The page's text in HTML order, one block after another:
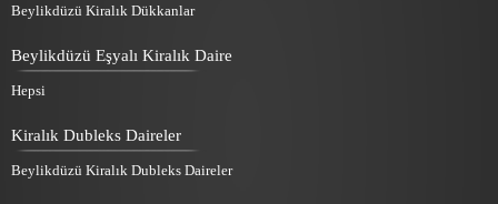
Beylikdüzü Kiralık Dükkanlar
Beylikdüzü Eşyalı Kiralık Daire
Hepsi
Kiralık Dubleks Daireler
Beylikdüzü Kiralık Dubleks Daireler